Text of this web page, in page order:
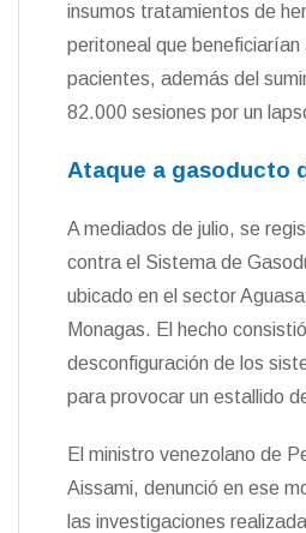
insumos tratamientos de
peritoneal que beneficiarían
pacientes, además del
82.000 sesiones por un
Ataque a gasoducto
A mediados de julio, se
contra el Sistema de
ubicado en el sector
Monagas. El hecho
desconfiguración de los
para provocar un estallido
El ministro venezolano de
Aissami, denunció en ese
las investigaciones